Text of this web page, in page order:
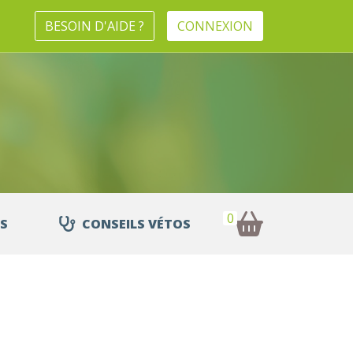
BESOIN D'AIDE ? CONNEXION
CONSEILS VÉTOS 0